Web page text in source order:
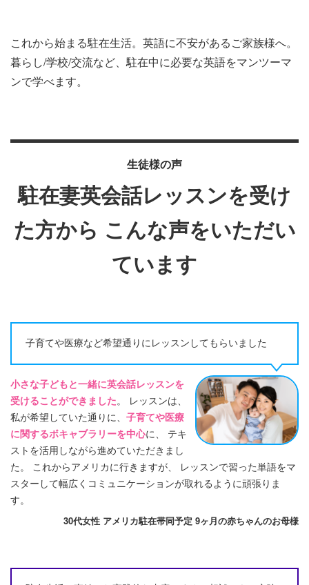
これから始まる駐在生活。英語に不安があるご家族様へ。
暮らし/学校/交流など、駐在中に必要な英語をマンツーマ
ンで学べます。
生徒様の声
駐在妻英会話レッスンを受け
た方から こんな声をいただい
ています
子育てや医療など希望通りにレッスンしてもらいました
小さな子どもと一緒に英会話レッスンを
受けることができました。 レッスンは、
私が希望していた通りに、 子育てや医療
に関するボキャブラリーを中心に、 テキ
ストを活用しながら進めていただきまし
た。 これからアメリカに行きますが、 レッスンで習った単語をマ
スターして幅広くコミュニケーションが取れるように頑張りま
す。
30代女性 アメリカ駐在帯同予定 9ヶ月の赤ちゃんのお母様